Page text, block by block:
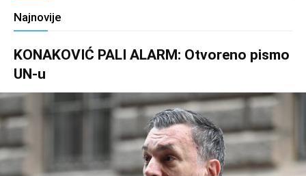
Najnovije
KONAKOVIĆ PALI ALARM: Otvoreno pismo
UN-u